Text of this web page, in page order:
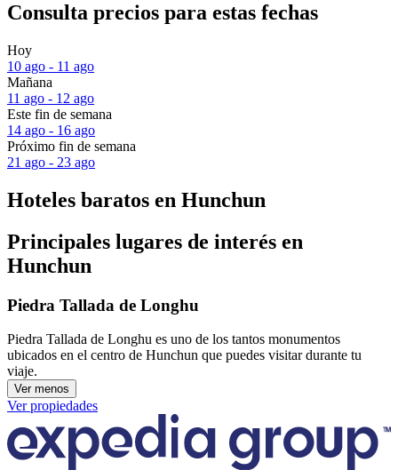
Consulta precios para estas fechas
Hoy
10 ago - 11 ago
Mañana
11 ago - 12 ago
Este fin de semana
14 ago - 16 ago
Próximo fin de semana
21 ago - 23 ago
Hoteles baratos en Hunchun
Principales lugares de interés en
Hunchun
Piedra Tallada de Longhu
Piedra Tallada de Longhu es uno de los tantos monumentos
ubicados en el centro de Hunchun que puedes visitar durante tu
viaje.
Ver menos
Ver propiedades